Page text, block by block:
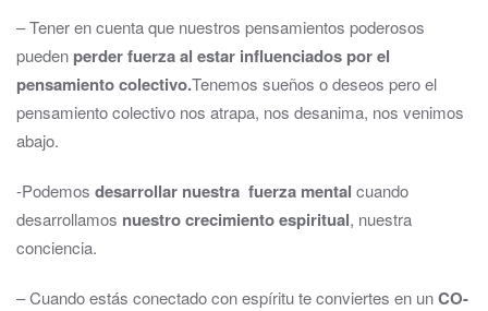
– Tener en cuenta que nuestros pensamientos poderosos
pueden perder fuerza al estar influenciados por el
pensamiento colectivo.Tenemos sueños o deseos pero el
pensamiento colectivo nos atrapa, nos desanima, nos venimos
abajo.
-Podemos desarrollar nuestra fuerza mental cuando
desarrollamos nuestro crecimiento espiritual, nuestra
conciencia.
– Cuando estás conectado con espíritu te conviertes en unCO-